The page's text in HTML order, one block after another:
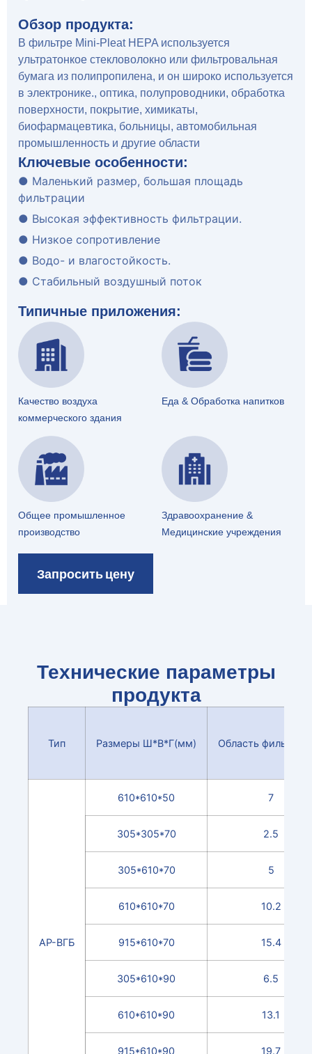
Обзор продукта:
В фильтре Mini-Pleat HEPA используется
ультратонкое стекловолокно или фильтровальная
бумага из полипропилена, и он широко используется
в электронике., оптика, полупроводники, обработка
поверхности, покрытие, химикаты,
биофармацевтика, больницы, автомобильная
промышленность и другие области
Ключевые особенности:
● Маленький размер, большая площадь
фильтрации
● Высокая эффективность фильтрации.
● Низкое сопротивление
● Водо- и влагостойкость.
● Стабильный воздушный поток
Типичные приложения:
Качество воздуха
коммерческого здания
Еда & Обработка напитков
Общее промышленное
производство
Здравоохранение &
Медицинские учреждения
Запросить цену
Технические параметры
продукта
Тип Размеры Ш*В*Г(мм) Область
АР-ВГБ
610*610*50 7
305*305*70 2.5
305*610*70 5
610*610*70 10.2
915*610*70 15.4
305*610*90 6.5
610*610*90 13.1
915*610*90 19.7